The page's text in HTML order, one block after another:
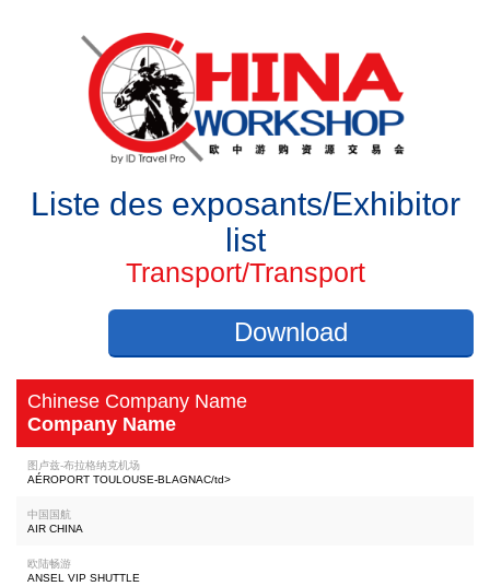
Liste des exposants/Exhibitor
list
Transport/Transport
Download
Chinese Company Name
Company Name
图卢兹-布拉格纳克机场
AÉROPORT TOULOUSE-BLAGNAC/td>
中国国航
AIR CHINA
欧陆畅游
ANSEL VIP SHUTTLE